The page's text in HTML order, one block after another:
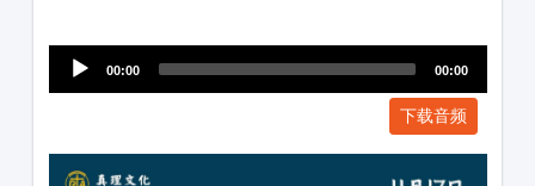
Player
00:00 00:00
下载音频